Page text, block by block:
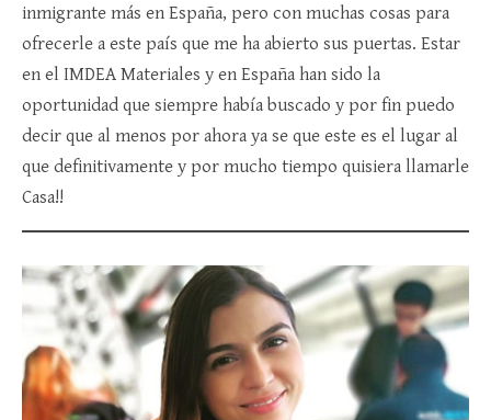
inmigrante más en España, pero con muchas cosas para
ofrecerle a este país que me ha abierto sus puertas. Estar
en el IMDEA Materiales y en España han sido la
oportunidad que siempre había buscado y por fin puedo
decir que al menos por ahora ya se que este es el lugar al
que definitivamente y por mucho tiempo quisiera llamarle
Casa!!